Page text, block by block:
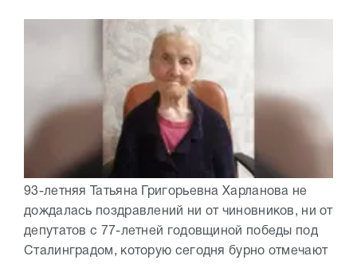
93-летняя Татьяна Григорьевна Харланова не
дождалась поздравлений ни от чиновников, ни от
депутатов с 77-летней годовщиной победы под
Сталинградом, которую сегодня бурно отмечают